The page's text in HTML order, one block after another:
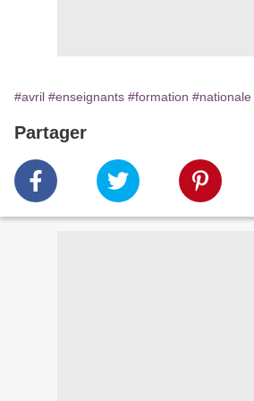
#avril #enseignants #formation #nationale
Partager